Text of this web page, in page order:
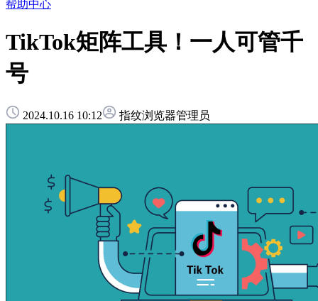
帮助中心
TikTok矩阵工具！一人可管千
号
2024.10.16 10:12 指纹浏览器管理员